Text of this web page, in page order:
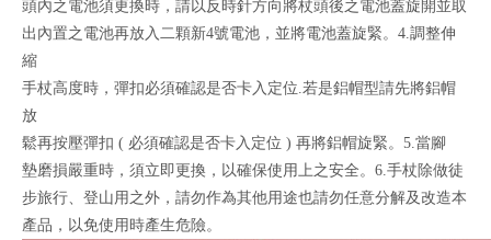
頭內之電池須更換時，請以反時針方向將杖頭後之電池蓋旋開並取
出內置之電池再放入二顆新4號電池，並將電池蓋旋緊。4.調整伸
縮
手杖高度時，彈扣必須確認是否卡入定位.若是鋁帽型請先將鋁帽
放
鬆再按壓彈扣 ( 必須確認是否卡入定位 ) 再將鋁帽旋緊。5.當腳
墊磨損嚴重時，須立即更換，以確保使用上之安全。6.手杖除做徒
步旅行、登山用之外，請勿作為其他用途也請勿任意分解及改造本
產品，以免使用時產生危險。